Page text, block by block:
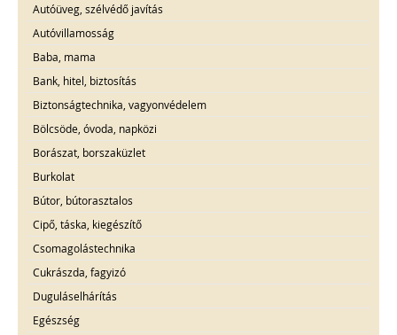
Autóüveg, szélvédő javítás
Autóvillamosság
Baba, mama
Bank, hitel, biztosítás
Biztonságtechnika, vagyonvédelem
Bölcsöde, óvoda, napközi
Borászat, borszaküzlet
Burkolat
Bútor, bútorasztalos
Cipő, táska, kiegészítő
Csomagolástechnika
Cukrászda, fagyizó
Duguláselhárítás
Egészség